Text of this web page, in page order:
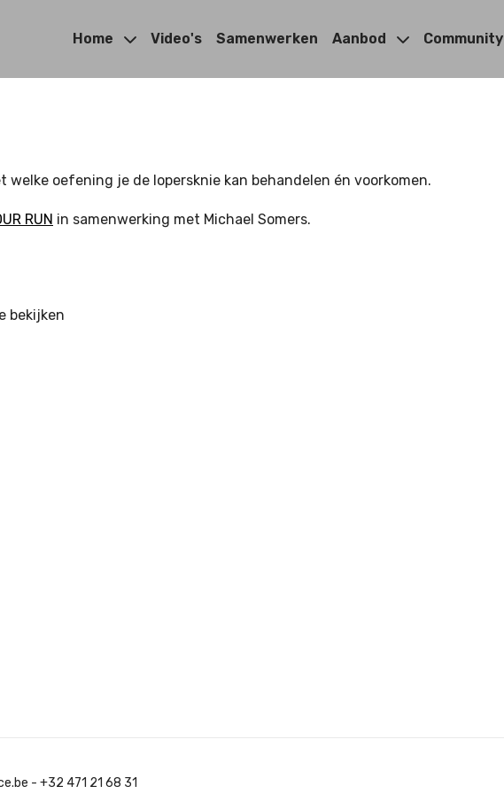
Home Video's Samenwerken Aanbod Community
welke oefening je de lopersknie kan behandelen én voorkomen.
RUN in samenwerking met Michael Somers.
bekijken
- +32 471 21 68 31